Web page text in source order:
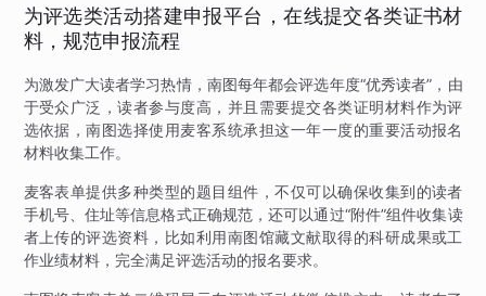
为评选类活动搭建申报平台，在线提交各类证书材
料，规范申报流程
为激发广大读者学习热情，南图每年都会评选年度“优秀读者”，由
于受众广泛，读者参与度高，并且需要提交各类证明材料作为评
选依据，南图选择使用麦客系统承担这一年一度的重要活动报名
材料收集工作。
麦客表单提供多种类型的题目组件，不仅可以确保收集到的读者
手机号、住址等信息格式正确规范，还可以通过“附件”组件收集读
者上传的评选资料，比如利用南图馆藏文献取得的科研成果或工
作业绩材料，完全满足评选活动的报名要求。